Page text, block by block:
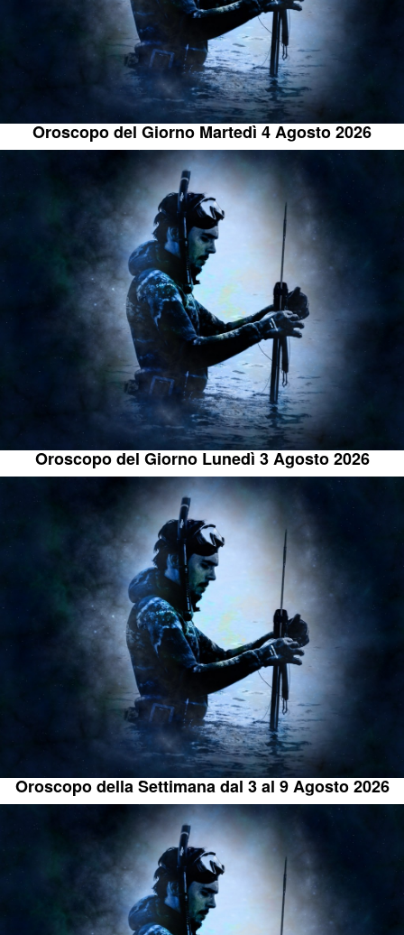
Oroscopo del Giorno Martedì 4 Agosto 2026
Oroscopo del Giorno Lunedì 3 Agosto 2026
Oroscopo della Settimana dal 3 al 9 Agosto 2026